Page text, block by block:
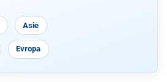
Asie
Evropa